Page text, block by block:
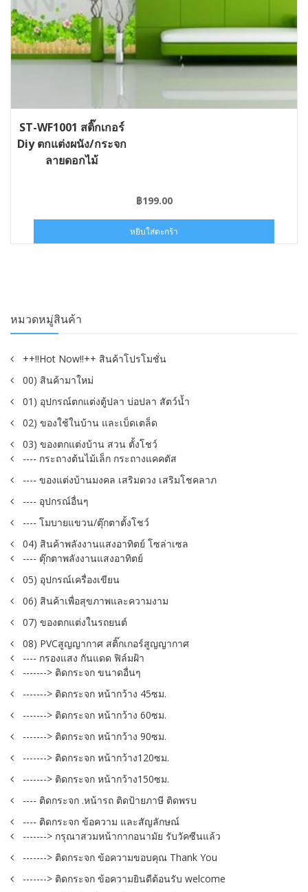
ST-WF1001 สติ๊กเกอร์
Diy ตกแต่งผนัง/กระจก
ลายดอกไม้
฿199.00
หยิบใส่ตะกร้า
หมวดหมู่สินค้า
++!!Hot Now!!++ สินค้าโปรโมชั่น
00) สินค้ามาใหม่
01) อุปกรณ์ตกแต่งตู้ปลา บ่อปลา สัตว์น้ำ
02) ของใช้ในบ้าน และเบ็ดเตล็ด
03) ของตกแต่งบ้าน สวน ตั้งโชว์
---- กระถางต้นไม้เล็ก กระถางแคคตัส
---- ของแต่งบ้านมงคล เสริมดวง เสริมโชคลาภ
---- อุปกรณ์อื่นๆ
---- โมบายแขวน/ตุ๊กตาตั้งโชว์
04) สินค้าพลังงานแสงอาทิตย์ โซล่าเซล
---- ตุ๊กตาพลังงานแสงอาทิตย์
05) อุปกรณ์เครื่องเขียน
06) สินค้าเพื่อสุขภาพและความงาม
07) ของตกแต่งในรถยนต์
08) PVCสูญญากาศ สติ๊กเกอร์สูญญากาศ
---- กรองแสง กันแดด ฟิล์มฝ้า
-------> ติดกระจก ขนาดอื่นๆ
-------> ติดกระจก หน้ากว้าง 45ซม.
-------> ติดกระจก หน้ากว้าง 60ซม.
-------> ติดกระจก หน้ากว้าง 90ซม.
-------> ติดกระจก หน้ากว้าง120ซม.
-------> ติดกระจก หน้ากว้าง150ซม.
---- ติดกระจก .หน้ารถ ติดป้ายภาษี ติดพรบ
---- ติดกระจก ข้อความ และสัญลักษณ์
-------> กรุณาสวมหน้ากากอนามัย รับวัคซีนแล้ว
-------> ติดกระจก ข้อความขอบคุณ Thank You
-------> ติดกระจก ข้อความยินดีต้อนรับ welcome